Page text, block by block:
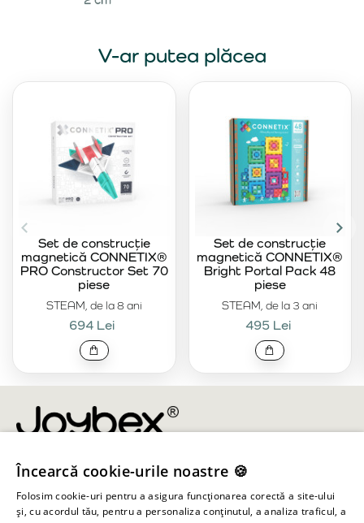
V-ar putea plăcea
STEAM, de la 8 ani
Set de construcție
magnetică CONNETIX®
PRO Constructor Set 70
piese
694 Lei
STEAM, de la 3 ani
Set de construcție
magnetică CONNETIX®
Bright Portal Pack 48
piese
495 Lei
info@joybex.ro
Linkuri utile
Încearcă cookie-urile noastre 🍪
Folosim cookie-uri pentru a asigura funcționarea corectă a site-ului
și, cu acordul tău, pentru a personaliza conținutul, a analiza traficul, a